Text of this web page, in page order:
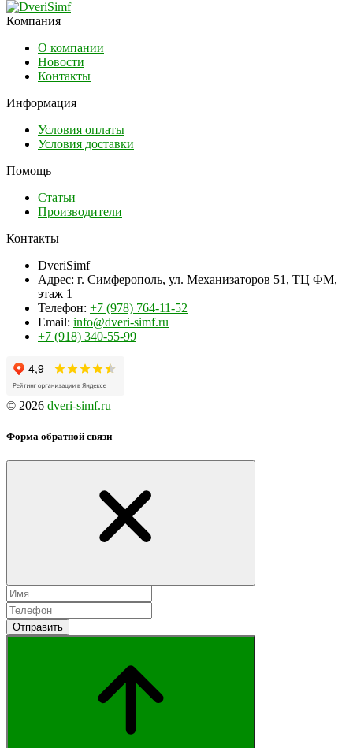
Компания
О компании
Новости
Контакты
Информация
Условия оплаты
Условия доставки
Помощь
Статьи
Производители
Контакты
DveriSimf
Адрес: г. Симферополь, ул. Механизаторов 51, ТЦ ФМ,
этаж 1
Телефон: +7 (978) 764-11-52
Email: info@dveri-simf.ru
+7 (918) 340-55-99
© 2026 dveri-simf.ru
Форма обратной связи